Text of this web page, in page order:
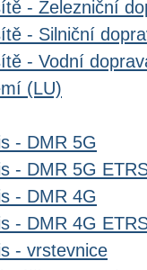
- Železniční
- Silniční
- Vodní
(LU)
- DMR 5G
- DMR 5G
- DMR 4G
- DMR 4G
- vrstevnice